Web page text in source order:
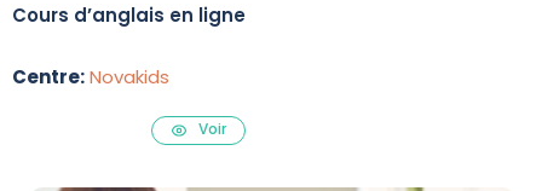
Cours d’anglais en ligne
Centre:Novakids
Voir